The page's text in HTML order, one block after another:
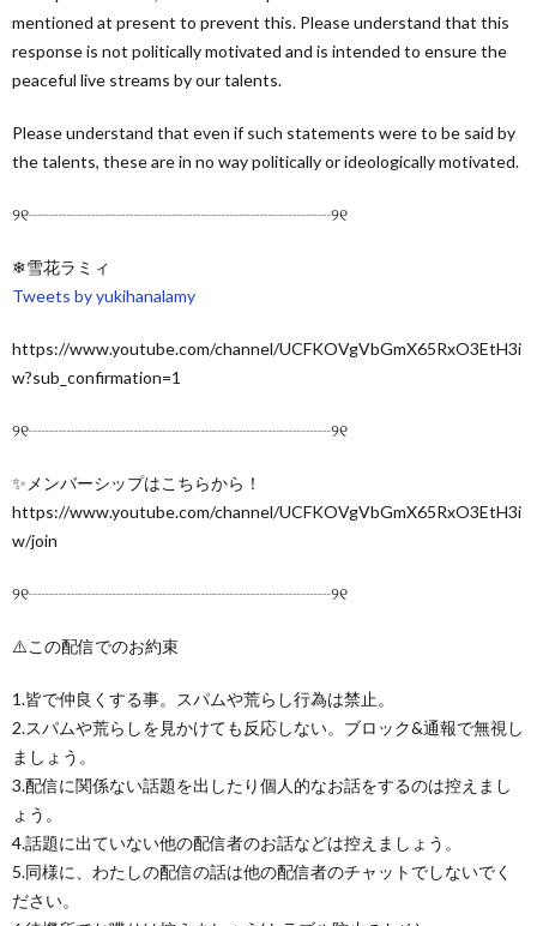
mentioned at present to prevent this. Please understand that this
response is not politically motivated and is intended to ensure the
peaceful live streams by our talents.
Please understand that even if such statements were to be said by
the talents, these are in no way politically or ideologically motivated.
୨୧┈┈┈┈┈┈┈┈┈┈┈┈┈┈┈┈┈┈୨୧
❄雪花ラミィ
Tweets by yukihanalamy
https://www.youtube.com/channel/UCFKOVgVbGmX65RxO3EtH3i
w?sub_confirmation=1
୨୧┈┈┈┈┈┈┈┈┈┈┈┈┈┈┈┈┈┈୨୧
✨メンバーシップはこちらから！
https://www.youtube.com/channel/UCFKOVgVbGmX65RxO3EtH3i
w/join
୨୧┈┈┈┈┈┈┈┈┈┈┈┈┈┈┈┈┈┈୨୧
⚠️この配信でのお約束
1.皆で仲良くする事。スパムや荒らし行為は禁止。
2.スパムや荒らしを見かけても反応しない。ブロック&通報で無視し
ましょう。
3.配信に関係ない話題を出したり個人的なお話をするのは控えまし
ょう。
4.話題に出ていない他の配信者のお話などは控えましょう。
5.同様に、わたしの配信の話は他の配信者のチャットでしないでく
ださい。